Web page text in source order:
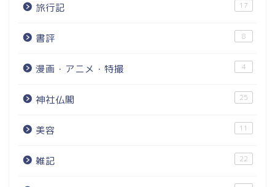
旅行記 17
書評 8
漫画・アニメ・特撮 4
神社仏閣 25
美容 11
雑記 22